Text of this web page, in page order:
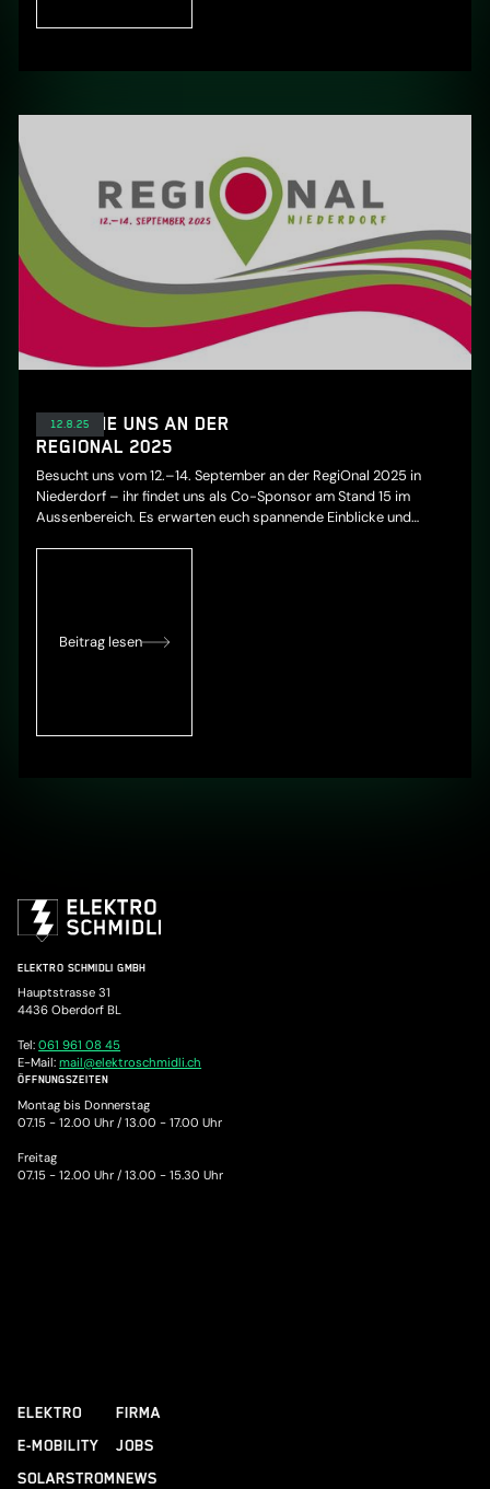
BESUCHE UNS AN DER
REGIONAL 2025
Besucht uns vom 12.–14. September an der RegiOnal 2025 in
Niederdorf – ihr findet uns als Co-Sponsor am Stand 15 im
Aussenbereich. Es erwarten euch spannende Einblicke und
Beitrag lesen
12.8.25
ELEKTRO SCHMIDLI GMBH
Hauptstrasse 31
4436 Oberdorf BL
Tel:061 961 08 45
E-Mail:mail@elektroschmidli.ch
ÖFFNUNGSZEITEN
Montag bis Donnerstag
07.15 - 12.00 Uhr /13.00 - 17.00 Uhr
Freitag
07.15 - 12.00 Uhr /13.00 - 15.30 Uhr
ELEKTRO
E-MOBILITY
SOLARSTROM
FIRMA
JOBS
NEWS